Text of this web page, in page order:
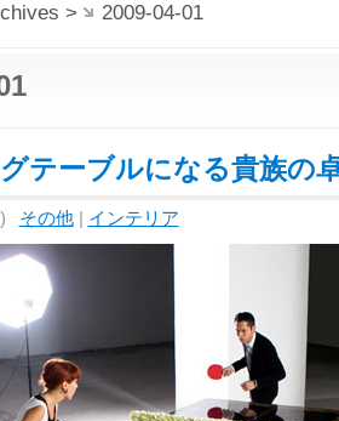
> 2009-04-01
テーブルになる貴族の
その他| インテリア